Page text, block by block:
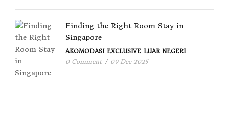
Finding the Right Room Stay in
Singapore
AKOMODASI EXCLUSIVE LUAR NEGERI
0 Comment / 09 Dec 2025